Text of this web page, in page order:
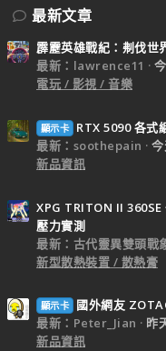
最新文章
霹靂英雄戰紀：刜伐世
最新：lawrence11
電玩 / 影視 / 音樂
顯示卡
RTX 5090 各式
最新：soothepain
新品資訊
XPG TRITON II
壓力實測
最新：古代靈異雙頭戰
新型散熱裝置 / 散熱膏
顯示卡
國外網友
最新：Peter_Jian
昨
新品資訊